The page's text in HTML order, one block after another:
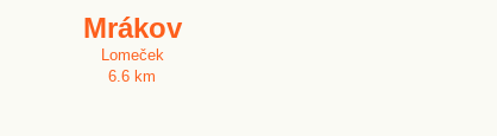
Mrákov
Lomeček
6.6 km